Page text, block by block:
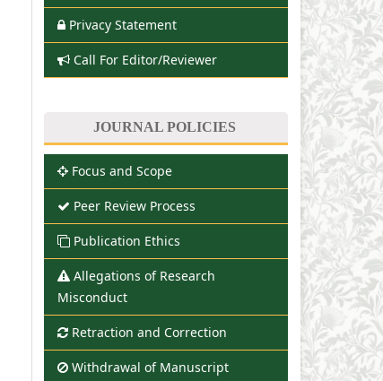
Privacy Statement
Call For Editor/Reviewer
JOURNAL POLICIES
Focus and Scope
Peer Review Process
Publication Ethics
Allegations of Research
Misconduct
Retraction and Correction
Withdrawal of Manuscript